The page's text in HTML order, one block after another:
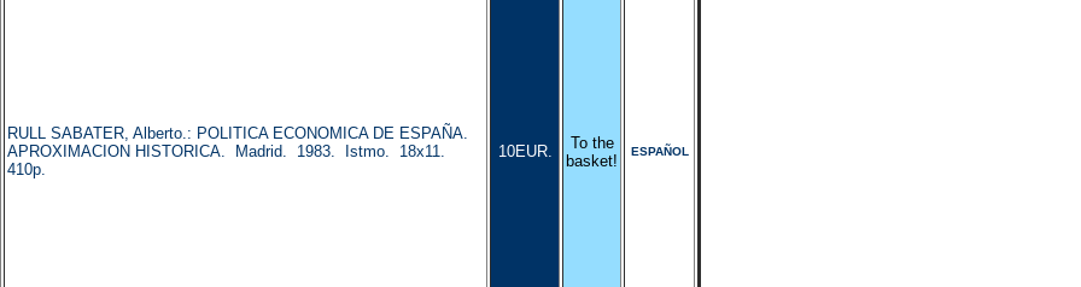
RULL SABATER, Alberto.: POLITICA ECONOMICA DE ESPAÑA.
APROXIMACION HISTORICA. Madrid. 1983. Istmo. 18x11.
410p.
10EUR.
To the
basket!
ESPAÑOL